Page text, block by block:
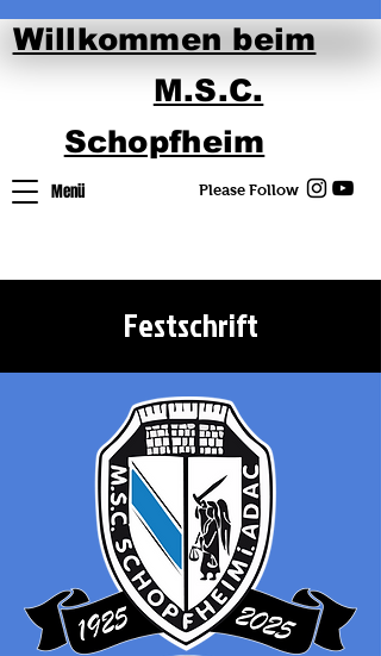
Please Follow
Menü
Willkommen beim
M.S.C.
Schopfheim
Festschrift